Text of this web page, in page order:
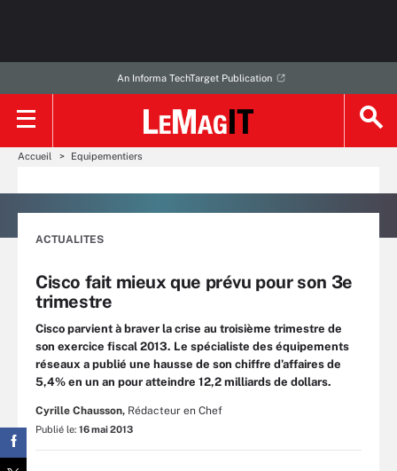
An Informa TechTarget Publication
Accueil Equipementiers
ACTUALITES
Cisco fait mieux que prévu pour son 3e
trimestre
Cisco parvient à braver la crise au troisième trimestre de
son exercice fiscal 2013. Le spécialiste des équipements
réseaux a publié une hausse de son chiffre d’affaires de
5,4% en un an pour atteindre 12,2 milliards de dollars.
Cyrille Chausson, Rédacteur en Chef
Publié le: 16 mai 2013